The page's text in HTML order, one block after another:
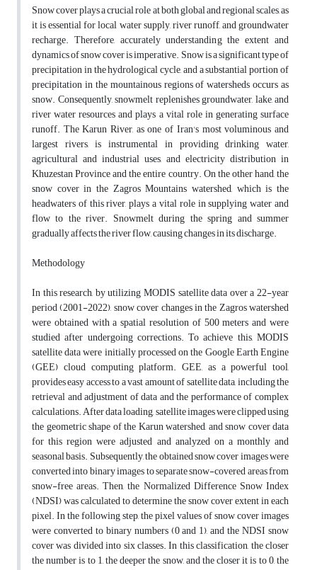
Snow cover plays a crucial role at both global and regional scales, as
it is essential for local water supply, river runoff, and groundwater
recharge. Therefore, accurately understanding the extent and
dynamics of snow cover is imperative. Snow is a significant type of
precipitation in the hydrological cycle, and a substantial portion of
precipitation in the mountainous regions of watersheds occurs as
snow. Consequently, snowmelt replenishes groundwater, lake, and
river water resources and plays a vital role in generating surface
runoff. The Karun River, as one of Iran's most voluminous and
largest rivers, is instrumental in providing drinking water,
agricultural and industrial uses, and electricity distribution in
Khuzestan Province and the entire country. On the other hand, the
snow cover in the Zagros Mountains watershed, which is the
headwaters of this river, plays a vital role in supplying water and
flow to the river. Snowmelt during the spring and summer
gradually affects the river flow, causing changes in its discharge.
Methodology
In this research, by utilizing MODIS satellite data over a 22-year
period (2001-2022), snow cover changes in the Zagros watershed
were obtained with a spatial resolution of 500 meters and were
studied after undergoing corrections. To achieve this, MODIS
satellite data were initially processed on the Google Earth Engine
(GEE) cloud computing platform. GEE, as a powerful tool,
provides easy access to a vast amount of satellite data, including the
retrieval and adjustment of data and the performance of complex
calculations. After data loading, satellite images were clipped using
the geometric shape of the Karun watershed, and snow cover data
for this region were adjusted and analyzed on a monthly and
seasonal basis. Subsequently, the obtained snow cover images were
converted into binary images to separate snow-covered areas from
snow-free areas. Then, the Normalized Difference Snow Index
(NDSI) was calculated to determine the snow cover extent in each
pixel. In the following step, the pixel values of snow cover images
were converted to binary numbers (0 and 1), and the NDSI snow
cover was divided into six classes. In this classification, the closer
the number is to 1, the deeper the snow, and the closer it is to 0, the